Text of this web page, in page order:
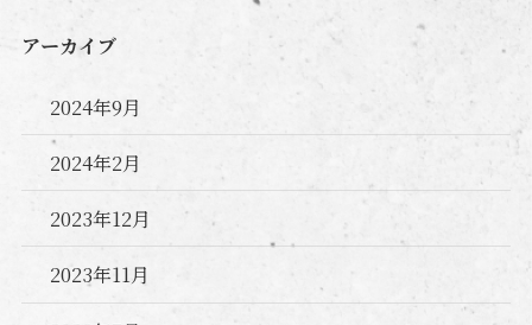
アーカイブ
2024年9月
2024年2月
2023年12月
2023年11月